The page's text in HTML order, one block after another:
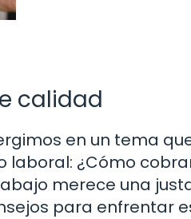
calidad
en un tema
laboral: ¿Cómo
merece una
para enfrentar